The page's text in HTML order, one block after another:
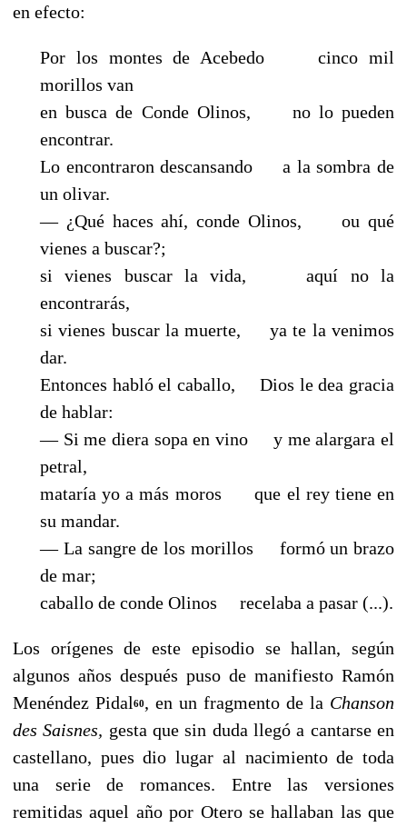
en efecto:
Por los montes de Acebedo cinco mil
morillos van
en busca de Conde Olinos, no lo pueden
encontrar.
Lo encontraron descansando a la sombra de
un olivar.
— ¿Qué haces ahí, conde Olinos, ou qué
vienes a buscar?;
si vienes buscar la vida, aquí no la
encontrarás,
si vienes buscar la muerte, ya te la venimos
dar.
Entonces habló el caballo, Dios le dea gracia
de hablar:
— Si me diera sopa en vino y me alargara el
petral,
mataría yo a más moros que el rey tiene en
su mandar.
— La sangre de los morillos formó un brazo
de mar;
caballo de conde Olinos recelaba a pasar (...).
Los orígenes de este episodio se hallan, según
algunos años después puso de manifiesto Ra­món
Menéndez Pidal60, en un fragmento de la Chanson
des Saisnes, gesta que sin duda llegó a cantarse en
castellano, pues dio lugar al nacimiento de toda
una serie de romances. Entre las ver­siones
remitidas aquel año por Otero se hallaban las que